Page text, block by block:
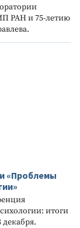
РАН и 75-летию
«Проблемы
итоги